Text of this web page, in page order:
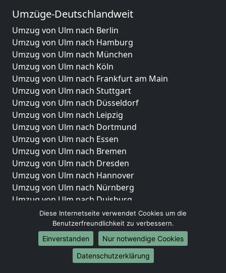
Umzüge-Deutschlandweit
Umzug von Ulm nach Berlin
Umzug von Ulm nach Hamburg
Umzug von Ulm nach München
Umzug von Ulm nach Köln
Umzug von Ulm nach Frankfurt am Main
Umzug von Ulm nach Stuttgart
Umzug von Ulm nach Düsseldorf
Umzug von Ulm nach Leipzig
Umzug von Ulm nach Dortmund
Umzug von Ulm nach Essen
Umzug von Ulm nach Bremen
Umzug von Ulm nach Dresden
Umzug von Ulm nach Hannover
Umzug von Ulm nach Nürnberg
Umzug von Ulm nach Duisburg
Umzug von Ulm nach Bochum
Umzug von Ulm nach Wuppertal
Umzug von Ulm nach Bielefeld
Umzug von Ulm nach Bonn
Umzug von Ulm nach Münster
Diese Internetseite verwendet Cookies um die
Benutzerfreundlichkeit zu verbessern.
Einverstanden
Nur notwendige Cookies
Datenschutzerklärung